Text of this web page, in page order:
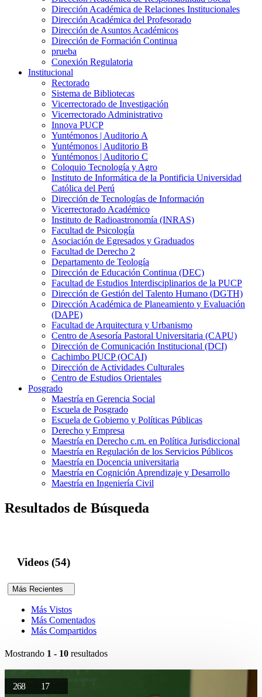
Dirección Académica de Relaciones Institucionales
Dirección Académica del Profesorado
Dirección de Asuntos Académicos
Dirección de Formación Continua
prueba
Conexión Regulatoria
Institucional
Rectorado
Sistema de Bibliotecas
Vicerrectorado de Investigación
Vicerrectorado Administrativo
Innova PUCP
Yuntémonos | Auditorio A
Yuntémonos | Auditorio B
Yuntémonos | Auditorio C
Coloquio Tecnología y Agro
Instituto de Informática de la Pontificia Universidad
Católica del Perú
Dirección de Tecnologías de Información
Vicerrectorado Académico
Instituto de Radioastronomía (INRAS)
Facultad de Psicología
Asociación de Egresados y Graduados
Facultad de Derecho 2
Departamento de Teología
Dirección de Educación Continua (DEC)
Facultad de Estudios Interdisciplinarios de la PUCP
Dirección de Gestión del Talento Humano (DGTH)
Dirección Académica de Planeamiento y Evaluación
(DAPE)
Facultad de Arquitectura y Urbanismo
Centro de Asesoría Pastoral Universitaria (CAPU)
Dirección de Comunicación Institucional (DCI)
Cachimbo PUCP (OCAI)
Dirección de Actividades Culturales
Centro de Estudios Orientales
Posgrado
Maestría en Gerencia Social
Escuela de Posgrado
Escuela de Gobierno y Políticas Públicas
Derecho y Empresa
Maestría en Derecho c.m. en Política Jurisdiccional
Maestría en Regulación de los Servicios Públicos
Maestría en Docencia universitaria
Maestría en Cognición Aprendizaje y Desarrollo
Maestría en Ingeniería Civil
Resultados de Búsqueda
Videos (54)
Más Recientes
Más Vistos
Más Comentados
Más Compartidos
Mostrando 1 - 10 resultados
268 17